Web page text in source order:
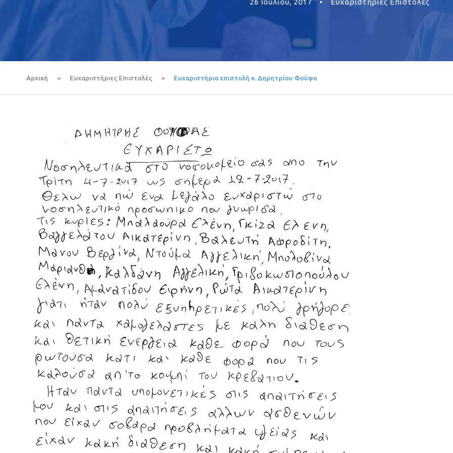
26 Ιουλίου, 2017 • Ευχαριστήριες Επιστολές
Αρχική > Ευχαριστήριες Επιστολές > Ευχαριστήρια επιστολή κ. Δημητρίου Φούφα